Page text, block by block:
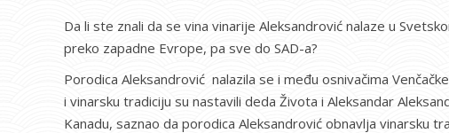
Da li ste znali da se vina vinarije Aleksandrović nalaze u
preko zapadne Evrope, pa sve do SAD-a?
Porodica Aleksandrović nalazila se i među osnivačima
i vinarsku tradiciju su nastavili deda Života i Aleksandar
Kanadu, saznao da porodica Aleksandrović obnavlja vinarsku